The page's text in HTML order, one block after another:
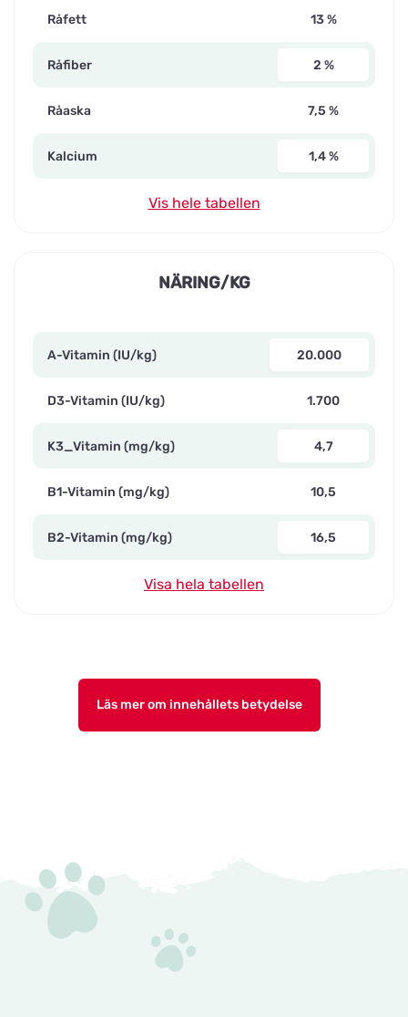
Råfett 13 %
Råfiber 2 %
Råaska 7,5 %
Kalcium 1,4 %
Vis hele tabellen
NÄRING/KG
A-Vitamin (IU/kg) 20.000
D3-Vitamin (IU/kg) 1.700
K3_Vitamin (mg/kg) 4,7
B1-Vitamin (mg/kg) 10,5
B2-Vitamin (mg/kg) 16,5
Visa hela tabellen
Läs mer om innehållets betydelse